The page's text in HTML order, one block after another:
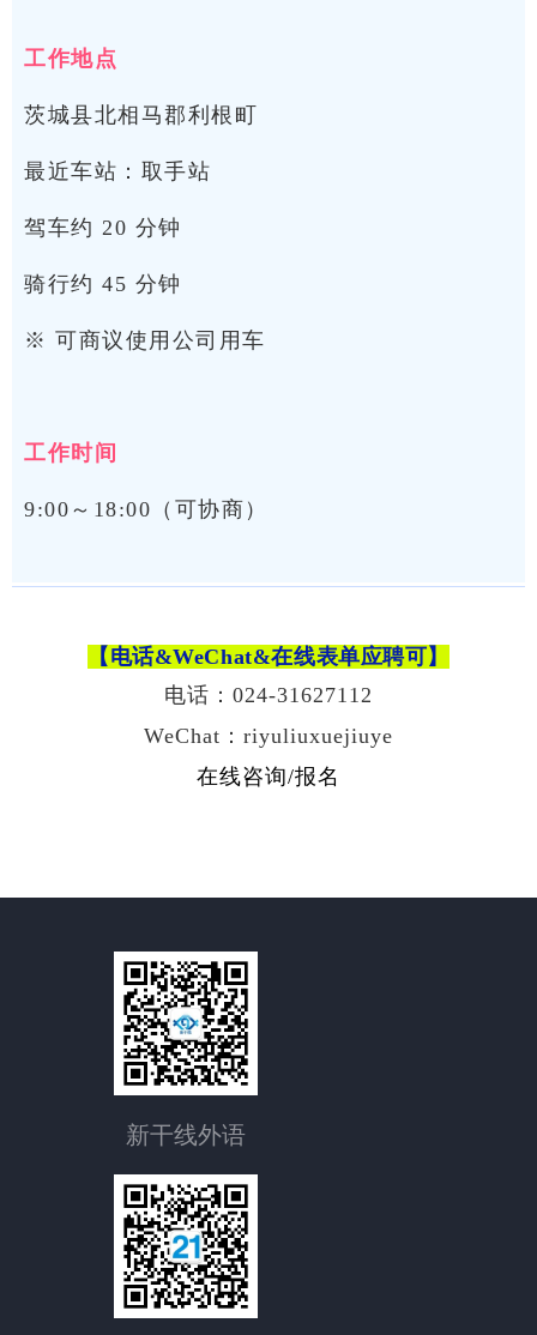
工作地点
茨城县北相马郡利根町
最近车站：取手站
驾车约 20 分钟
骑行约 45 分钟
※ 可商议使用公司用车
工作时间
9:00～18:00（可协商）
【电话&WeChat&在线表单应聘可】
电话：024-31627112
WeChat：riyuliuxuejiuye
在线咨询/报名
新干线外语